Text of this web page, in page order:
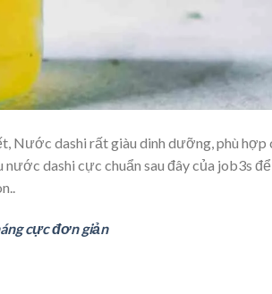
Nước dashi rất giàu dinh dưỡng, phù hợp
dashi cực chuẩn sau đây của job3s để
cực đơn giản